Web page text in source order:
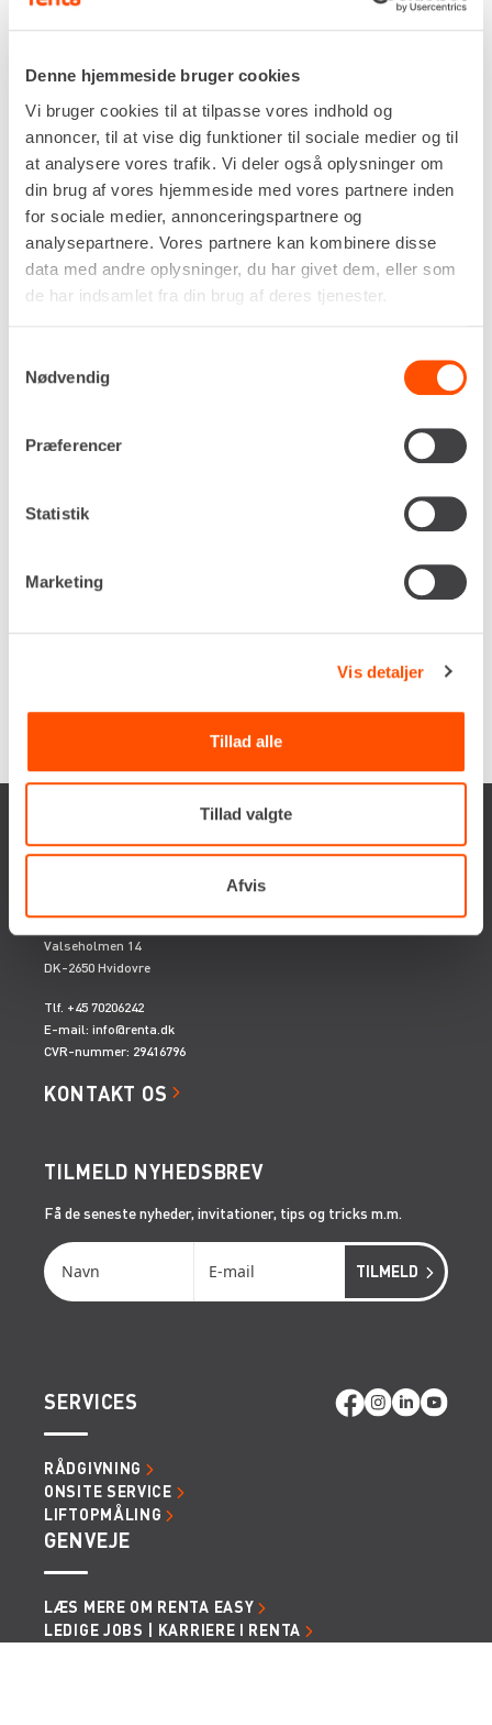
Denne hjemmeside bruger cookies
Vi bruger cookies til at tilpasse vores indhold og
annoncer, til at vise dig funktioner til sociale medier og til
at analysere vores trafik. Vi deler også oplysninger om
din brug af vores hjemmeside med vores partnere inden
for sociale medier, annonceringspartnere og
analysepartnere. Vores partnere kan kombinere disse
data med andre oplysninger, du har givet dem, eller som
de har indsamlet fra din brug af deres tjenester.
Nødvendig
Præferencer
Statistik
Marketing
Vis detaljer
Tillad alle
Tillad valgte
Afvis
Skifte
S30/MH30
Bredde
1.500 mm
Egenvægt
45,0 kg
Ekskl. moms
LEJ NU
Renta A/S
Valseholmen 14
DK-2650 Hvidovre
Tlf. +45 70206242
E-mail: info@renta.dk
CVR-nummer: 29416796
KONTAKT OS
TILMELD NYHEDSBREV
Få de seneste nyheder, invitationer, tips og tricks m.m.
SERVICES
RÅDGIVNING
ONSITE SERVICE
LIFTOPMÅLING
GENVEJE
LÆS MERE OM RENTA EASY
LEDIGE JOBS | KARRIERE I RENTA